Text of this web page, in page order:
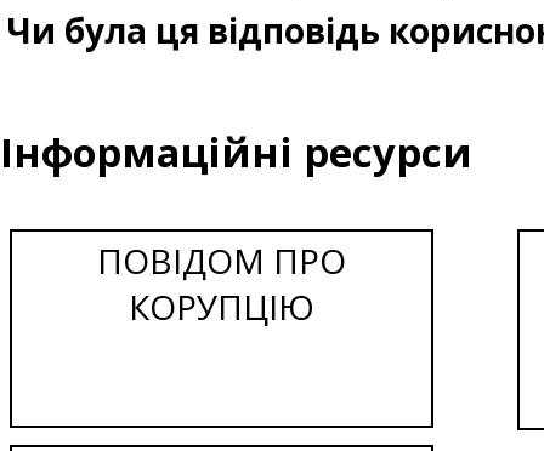
Чи була ця відповідь
Інформаційні ресурси
ПОВІДОМ ПРО
КОРУПЦІЮ